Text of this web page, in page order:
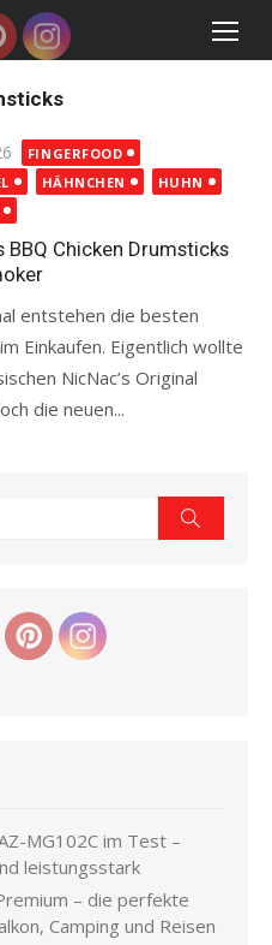
FINGERFOOD
HÄHNCHEN
HUHN
BBQ Chicken Drumsticks
entstehen die besten
Einkaufen. Eigentlich wollte
NicNac’s Original
die neuen...
MG102C im Test –
leistungsstark
– die perfekte
Camping und Reisen